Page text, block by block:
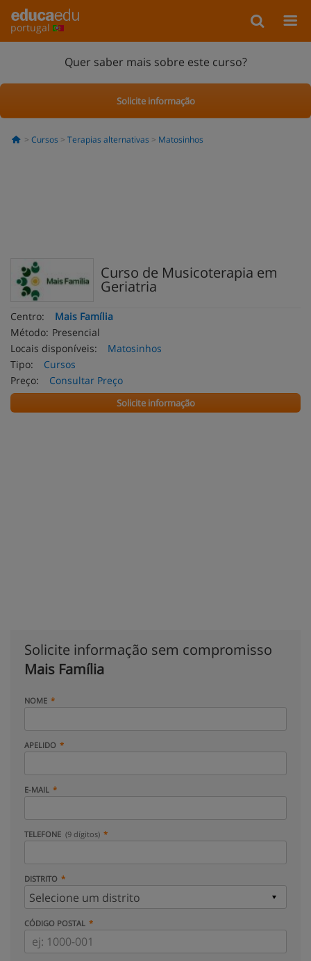
portugal
Quer saber mais sobre este curso?
Solicite informação
Cursos Terapias alternativas Matosinhos
Curso de Musicoterapia em
Geriatria
Centro:
Mais Família
Método: Presencial
Locais disponíveis:
Matosinhos
Tipo:
Cursos
Preço:
Consultar Preço
Solicite informação
Solicite informação sem compromisso
Mais Família
NOME
APELIDO
E-MAIL
TELEFONE (9 dígitos)
DISTRITO
CÓDIGO POSTAL